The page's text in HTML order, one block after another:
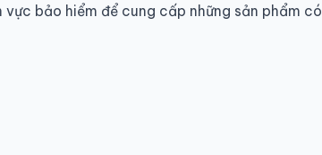
bảo hiểm để cung cấp những sản phẩm có